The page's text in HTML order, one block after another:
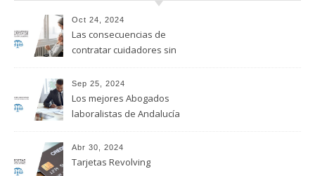
Oct 24, 2024
Las consecuencias de
contratar cuidadores sin
laboral
Sep 25, 2024
Los mejores Abogados
laboralistas de Andalucía
Abr 30, 2024
Tarjetas Revolving